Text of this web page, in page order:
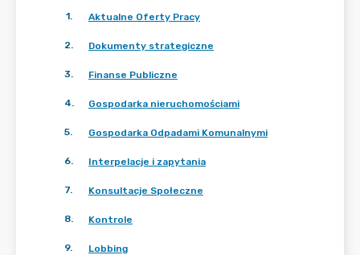
1. Aktualne Oferty Pracy
2. Dokumenty strategiczne
3. Finanse Publiczne
4. Gospodarka nieruchomościami
5. Gospodarka Odpadami Komunalnymi
6. Interpelacje i zapytania
7. Konsultacje Społeczne
8. Kontrole
9. Lobbing